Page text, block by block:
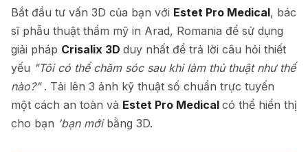
Bắt đầu tư vấn 3D của bạn với Estet Pro Medical, bác
sĩ phẫu thuật thẩm mỹ in Arad, Romania để sử dụng
giải pháp Crisalix 3D duy nhất để trả lời câu hỏi thiết
yếu "Tôi có thể chăm sóc sau khi làm thủ thuật như thế
nào?" . Tải lên 3 ảnh kỹ thuật số chuẩn trực tuyến
một cách an toàn và Estet Pro Medical có thể hiển thị
cho bạn 'bạn mới bằng 3D.